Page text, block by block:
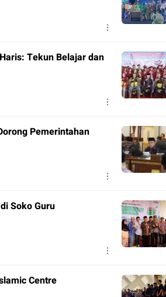
Tekun Belajar dan
Pemerintahan
Soko Guru
Centre